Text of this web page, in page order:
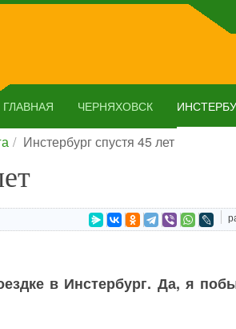
ГЛАВНАЯ ЧЕРНЯХОВСК
Инстербург спустя 45 лет
в Инстербург. Да, я